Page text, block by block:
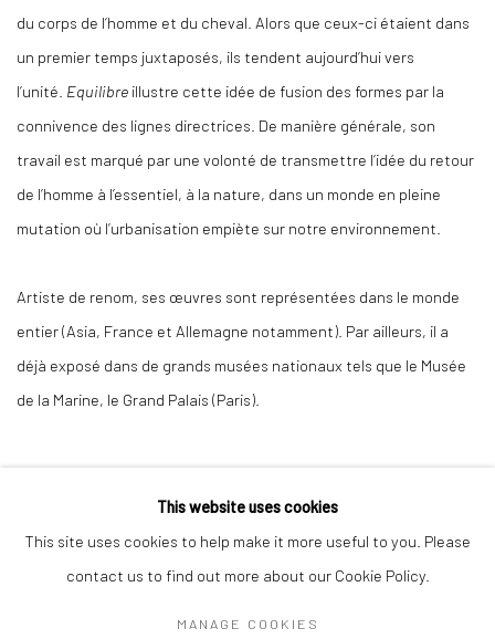
du corps de l’homme et du cheval. Alors que ceux-ci étaient dans
un premier temps juxtaposés, ils tendent aujourd’hui vers
l’unité. Equilibre illustre cette idée de fusion des formes par la
connivence des lignes directrices. De manière générale, son
travail est marqué par une volonté de transmettre l’idée du retour
de l’homme à l’essentiel, à la nature, dans un monde en pleine
mutation où l’urbanisation empiète sur notre environnement.
Artiste de renom, ses œuvres sont représentées dans le monde
entier (Asia, France et Allemagne notamment). Par ailleurs, il a
déjà exposé dans de grands musées nationaux tels que le Musée
de la Marine, le Grand Palais (Paris).
This website uses cookies
This site uses cookies to help make it more useful to you. Please
contact us to find out more about our Cookie Policy.
MANAGE COOKIES